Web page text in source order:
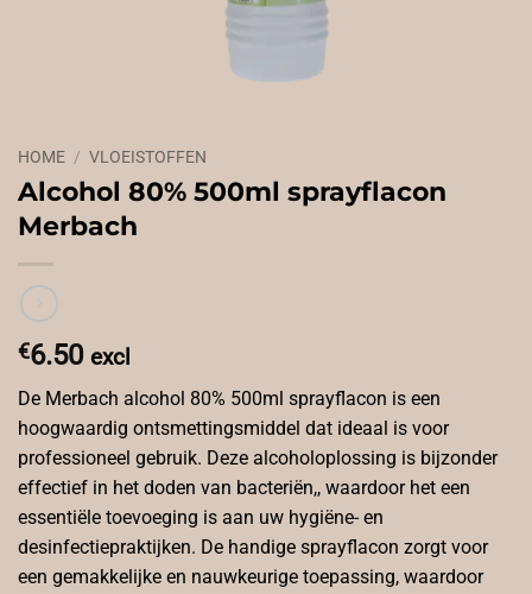
HOME / VLOEISTOFFEN
Alcohol 80% 500ml sprayflacon
Merbach
€6.50 excl
De Merbach alcohol 80% 500ml sprayflacon is een
hoogwaardig ontsmettingsmiddel dat ideaal is voor
professioneel gebruik. Deze alcoholoplossing is bijzonder
effectief in het doden van bacteriën,, waardoor het een
essentiële toevoeging is aan uw hygiëne- en
desinfectiepraktijken. De handige sprayflacon zorgt voor
een gemakkelijke en nauwkeurige toepassing, waardoor